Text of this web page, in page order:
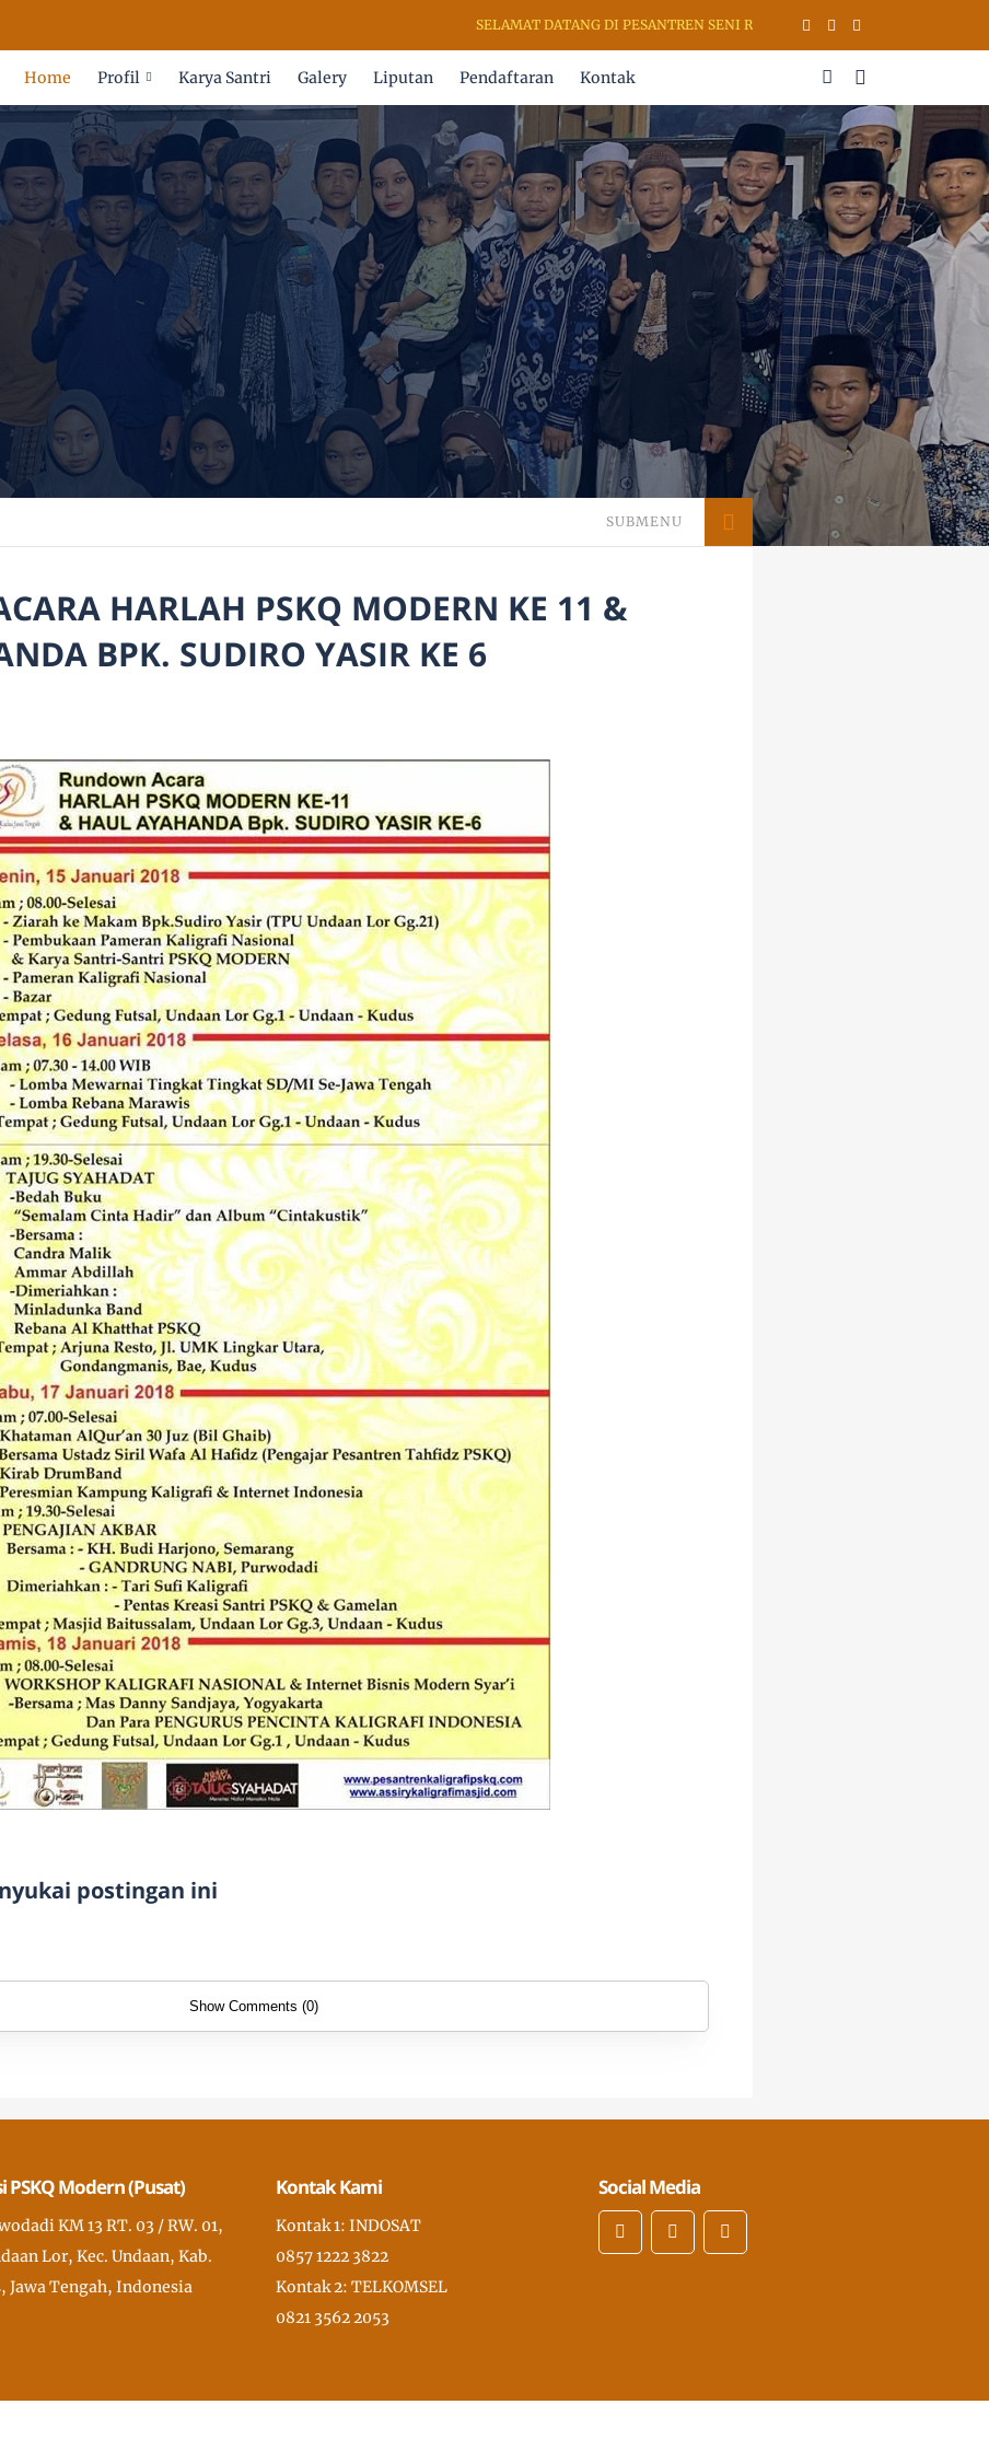
SELAMAT DATANG DI PESANTREN SENI RUPA & KALIGRAFI AL QURAN (PSKQ
Home Profil Karya Santri Galery Liputan Pendaftaran Kontak
SUBMENU
HARLAH PSKQ MODERN KE 11 &
BPK. SUDIRO YASIR KE 6
postingan ini
Show Comments (0)
PSKQ Modern (Pusat)
KM 13 RT. 03 / RW. 01,
Lor, Kec. Undaan, Kab.
Jawa Tengah, Indonesia
Kontak Kami
Kontak 1: INDOSAT
0857 1222 3822
Kontak 2: TELKOMSEL
0821 3562 2053
Social Media